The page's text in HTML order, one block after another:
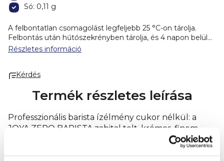
Só: 0,11 g
A felbontatlan csomagolást legfeljebb 25 °C-on tárolja.
Felbontás után hűtőszekrényben tárolja, és 4 napon belül
fogyassza el. Használat előtt rázza fel!
Részletes információ
Kérdés
Termék részletes leírása
Professzionális barista ízélmény cukor nélkül: a
JOYA ZERO BARISTA zabital telt, krémes, finom